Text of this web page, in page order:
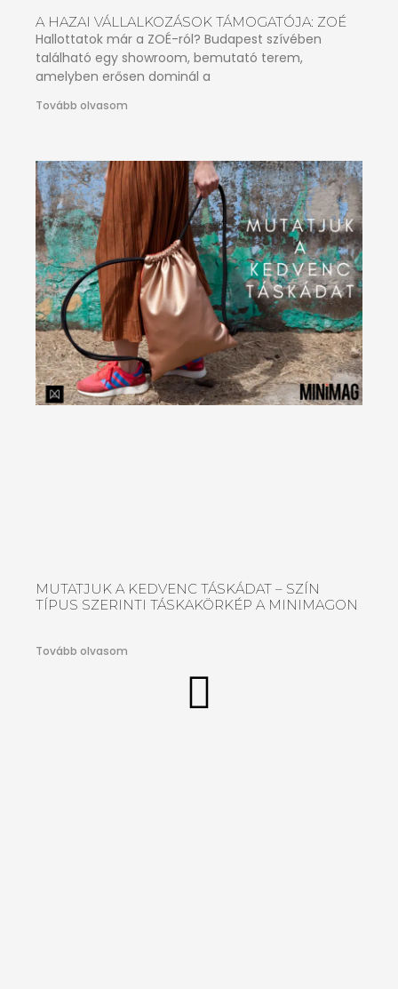
A HAZAI VÁLLALKOZÁSOK TÁMOGATÓJA: ZOÉ
Hallottatok már a ZOÉ-ról? Budapest szívében
található egy showroom, bemutató terem,
amelyben erősen dominál a
Tovább olvasom
MUTATJUK A KEDVENC TÁSKÁDAT – SZÍN
TÍPUS SZERINTI TÁSKAKÖRKÉP A MINIMAGON
Tovább olvasom